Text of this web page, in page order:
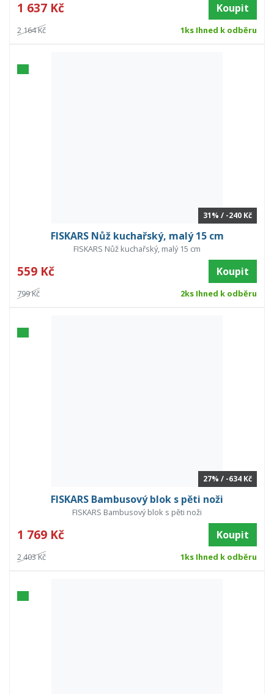
1 637 Kč Koupit
2 164 Kč 1ks Ihned k odběru
31% / -240 Kč
FISKARS Nůž kuchařský, malý 15 cm
FISKARS Nůž kuchařský, malý 15 cm
559 Kč Koupit
799 Kč 2ks Ihned k odběru
27% / -634 Kč
FISKARS Bambusový blok s pěti noži
FISKARS Bambusový blok s pěti noži
1 769 Kč Koupit
2 403 Kč 1ks Ihned k odběru